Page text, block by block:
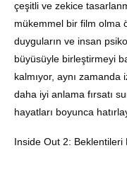
çeşitli ve zekice
mükemmel bir film olma
duyguların ve insan
büyüsüyle birleştirmeyi
kalmıyor, aynı zamanda
daha iyi anlama fırsatı
hayatları boyunca
Inside Out 2: Beklentileri